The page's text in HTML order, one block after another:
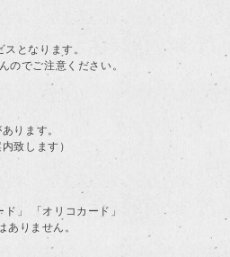
となります。
でご注意ください。
ります。
致します）
」 「オリコカード」
りません。